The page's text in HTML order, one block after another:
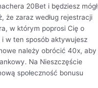
20Bet i będziesz mógł
że zaraz według rejestracji
w którym poprosi Cię o
w ten sposób aktywujesz
należy obrócić 40x, aby
Na Nieszczęście
społeczność bonusu